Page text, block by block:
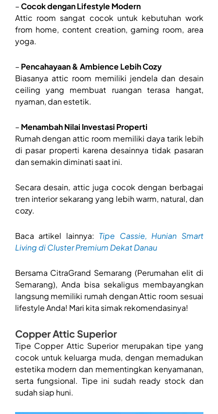
–Cocok dengan Lifestyle Modern
Attic room sangat cocok untuk kebutuhan work
from home, content creation, gaming room, area
yoga.
– Pencahayaan & Ambience Lebih Cozy
Biasanya attic room memiliki jendela dan desain
ceiling yang membuat ruangan terasa hangat,
nyaman, dan estetik.
– Menambah Nilai Investasi Properti
Rumah dengan attic room memiliki daya tarik lebih
di pasar properti karena desainnya tidak pasaran
dan semakin diminati saat ini.
Secara desain, attic juga cocok dengan berbagai
tren interior sekarang yang lebih warm, natural, dan
cozy.
Baca artikel lainnya: Tipe Cassie, Hunian Smart
Living di Cluster Premium Dekat Danau
Bersama CitraGrand Semarang (Perumahan elit di
Semarang), Anda bisa sekaligus membayangkan
langsung memiliki rumah dengan Attic room sesuai
lifestyle Anda! Mari kita simak rekomendasinya!
Copper Attic Superior
Tipe Copper Attic Superior merupakan tipe yang
cocok untuk keluarga muda, dengan memadukan
estetika modern dan mementingkan kenyamanan,
serta fungsional. Tipe ini sudah ready stock dan
sudah siap huni.